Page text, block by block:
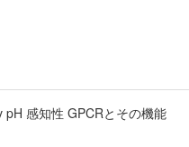
感知性 GPCRとその機能